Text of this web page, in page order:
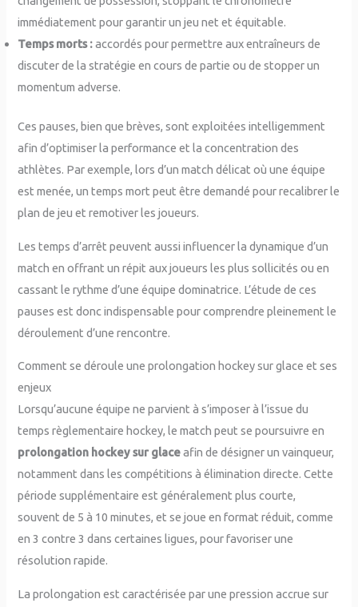
immédiatement pour garantir un jeu net et équitable.
Temps morts :accordés pour permettre aux entraîneurs de
discuter de la stratégie en cours de partie ou de stopper un
momentum adverse.
Ces pauses, bien que brèves, sont exploitées intelligemment
afin d’optimiser la performance et la concentration des
athlètes. Par exemple, lors d’un match délicat où une équipe
est menée, un temps mort peut être demandé pour recalibrer le
plan de jeu et remotiver les joueurs.
Les temps d’arrêt peuvent aussi influencer la dynamique d’un
match en offrant un répit aux joueurs les plus sollicités ou en
cassant le rythme d’une équipe dominatrice. L’étude de ces
pauses est donc indispensable pour comprendre pleinement le
déroulement d’une rencontre.
Comment se déroule une prolongation hockey sur glace et ses
enjeux
Lorsqu’aucune équipe ne parvient à s’imposer à l’issue du
temps règlementaire hockey, le match peut se poursuivre en
prolongation hockey sur glaceafin de désigner un vainqueur,
notamment dans les compétitions à élimination directe. Cette
période supplémentaire est généralement plus courte,
souvent de 5 à 10 minutes, et se joue en format réduit, comme
en 3 contre 3 dans certaines ligues, pour favoriser une
résolution rapide.
La prolongation est caractérisée par une pression accrue sur